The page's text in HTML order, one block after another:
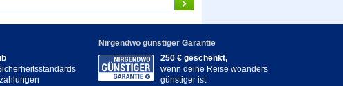
Nirgendwo günstiger Garantie
250 € geschenkt,
wenn deine Reise woanders
günstiger ist